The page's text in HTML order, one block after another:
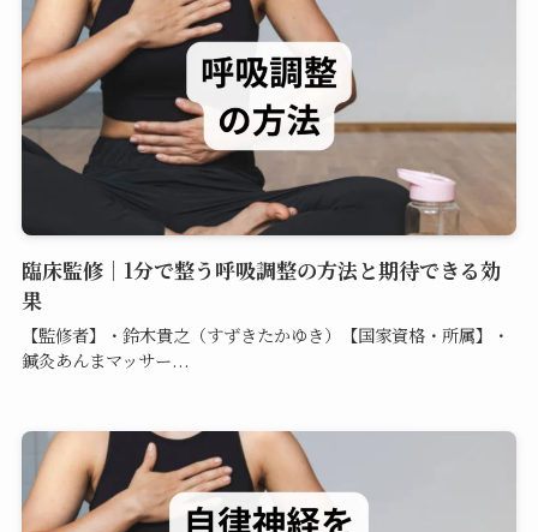
臨床監修｜1分で整う呼吸調整の方法と期待できる効
果
【監修者】・鈴木貴之（すずきたかゆき）【国家資格・所属】・
鍼灸あんまマッサー...